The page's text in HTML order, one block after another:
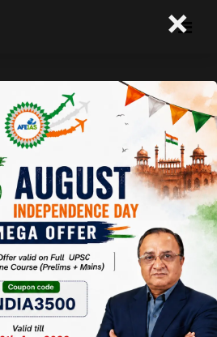
: लघु एवं कुटीर उद्योग
To download Click Here.
×